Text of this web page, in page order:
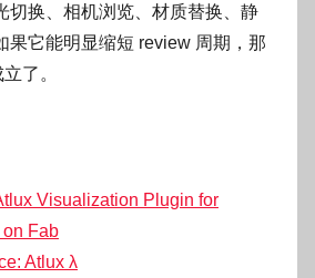
切换、相机浏览、材质替换、静
果它能明显缩短 review 周期，那
了。
Visualization Plugin for
Fab
Atlux λ